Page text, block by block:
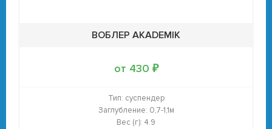
ВОБЛЕР AKADEMIK
от 430 ₽
Тип: суспендер
Заглубление: 0,7-1,1м
Вес (г): 4.9